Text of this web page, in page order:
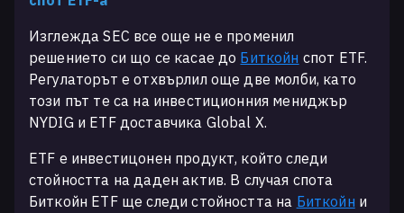
Изглежда SEC все още не е променил
решението си що се касае до Биткойн спот ETF.
Регулаторът е отхвърлил още две молби, като
този път те са на инвестиционния мениджър
NYDIG и ETF доставчика Global X.
ETF е инвестицонен продукт, който следи
стойността на даден актив. В случая спотa
Биткойн ETF ще следи стойността на Биткойн и